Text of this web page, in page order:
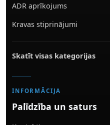
ADR aprīkojums
Kravas stiprinājumi
Skatīt visas kategorijas
INFORMĀCIJA
Palīdzība un saturs